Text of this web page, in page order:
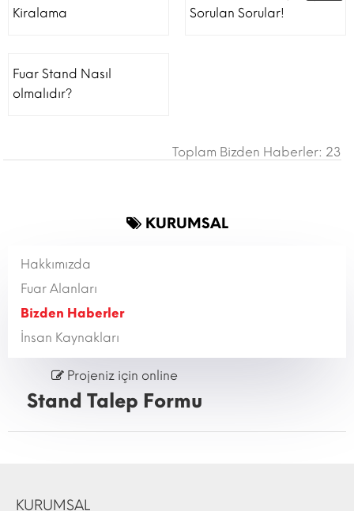
Kiralama
Sorulan Sorular!
Fuar Stand Nasıl
olmalıdır?
Toplam Bizden Haberler: 23
KURUMSAL
Hakkımızda
Fuar Alanları
Bizden Haberler
İnsan Kaynakları
Projeniz için online
Stand Talep Formu
KURUMSAL